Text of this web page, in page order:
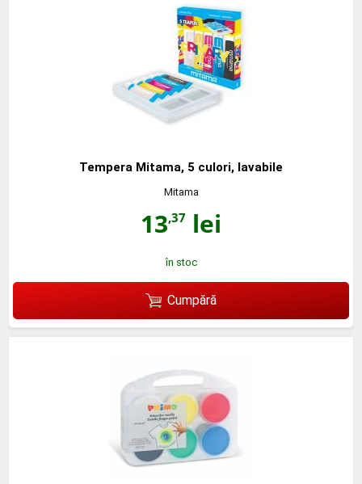
Tempera Mitama, 5 culori, lavabile
Mitama
13,37 lei
în stoc
Cumpără